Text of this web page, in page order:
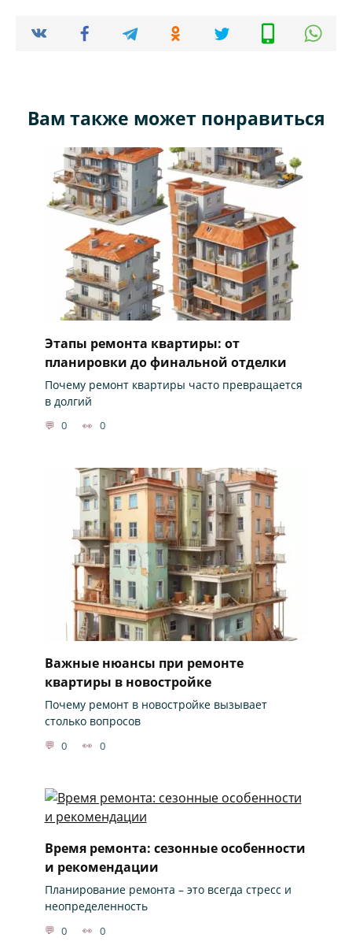
Вам также может понравиться
Этапы ремонта квартиры: от
планировки до финальной отделки
Почему ремонт квартиры часто превращается
в долгий
0 0
Важные нюансы при ремонте
квартиры в новостройке
Почему ремонт в новостройке вызывает
столько вопросов
0 0
Время ремонта: сезонные особенности
и рекомендации
Планирование ремонта – это всегда стресс и
неопределенность
0 0